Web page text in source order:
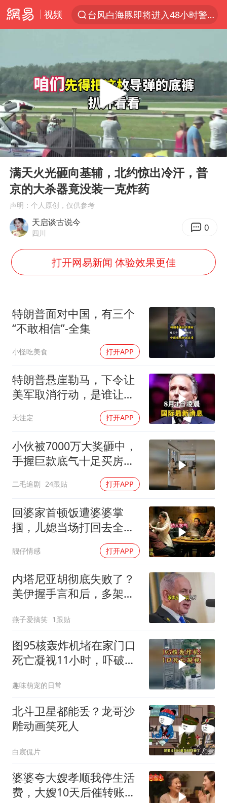
视频
台风白海豚即将进入48小时警戒线
郑国霖回应去景区上班被保安拦下
金饰克价大幅跳涨
台风白海豚可能在浙闽沿海登陆
多地要求领导干部带头休假
24小时不关空调 电费会更低吗
龚宝冬烈士安葬仪式举行
今年4位周星驰电影配角去世
号召领导带头休假 是大家不想休吗
中国五箭齐发反制美国
《歌手》歌王之战帮唱嘉宾官宣
要给全体职工“应休尽休”的底气
空调发明出来竟然不是为了给人降温
中国经济展现强大韧性和活力
Play
00:00 05:01
满天火光砸向基辅，北约惊出冷汗，普
京的大杀器竟没装一克炸药
声明：个人原创，仅供参考
天启谈古说今
四川 0
打开网易新闻 体验效果更佳
特朗普面对中国，有三个
“不敢相信”-全集
小怪吃美食 打开APP
特朗普悬崖勒马，下令让
美军取消行动，是谁让他
天注定 打开APP
小伙被7000万大奖砸中，
手握巨款底气十足买房不
二毛追剧 24跟贴 打开APP
回婆家首顿饭遭婆婆掌
掴，儿媳当场打回去全家
靓仔情感 打开APP
内塔尼亚胡彻底失败了？
美伊握手言和后，多架美
燕子爱搞笑 1跟贴
图95核轰炸机堵在家门口
死亡凝视11小时，吓破胆
趣味萌宠的日常
北斗卫星都能丢？龙哥沙
雕动画笑死人
白宸侃片
婆婆夸大嫂孝顺我停生活
费，大嫂10天后催转账，